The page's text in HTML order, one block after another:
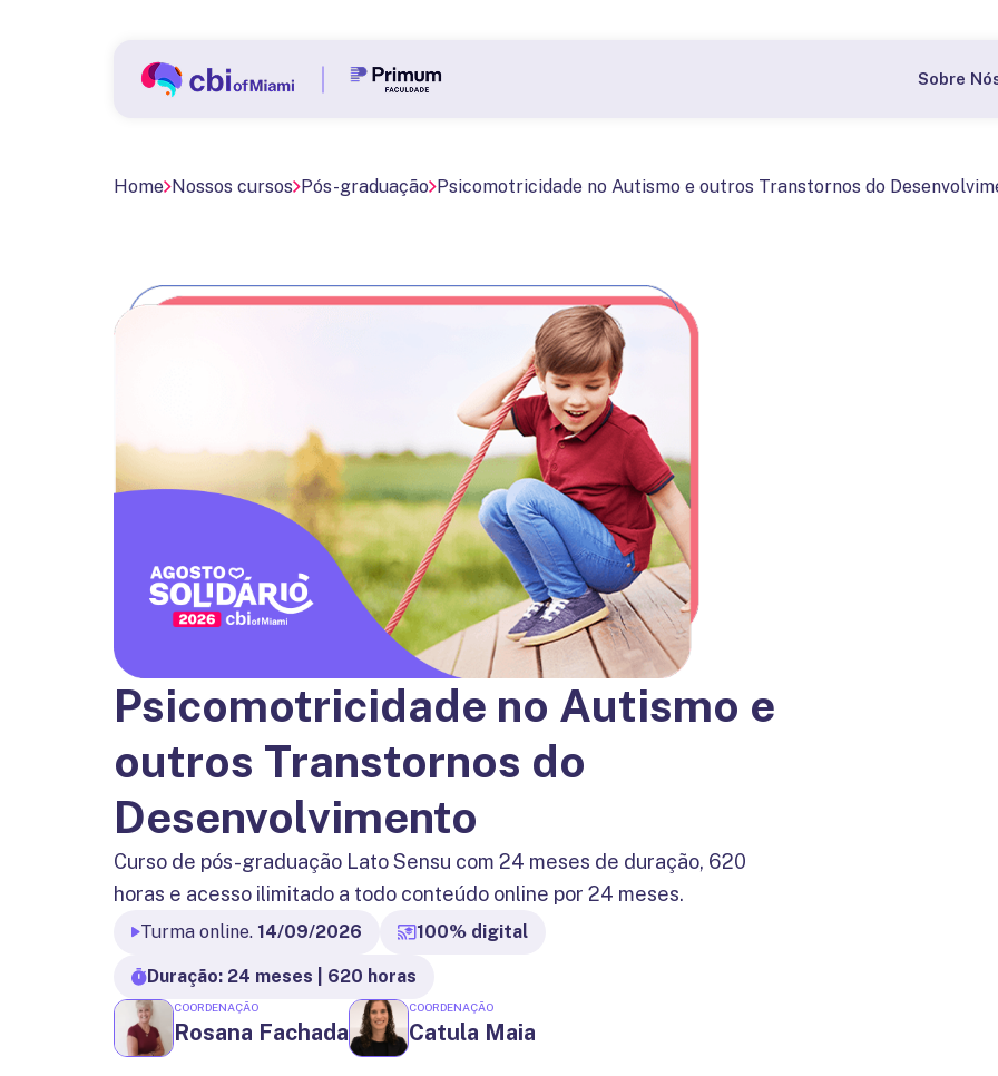
Sobre
Home Nossos cursos Pós-graduação Psicomotricidade no Autismo e outros Transtornos do
Psicomotricidade no Autismo e
outros Transtornos do
Desenvolvimento
Curso de pós-graduação Lato Sensu com 24 meses de duração, 620
horas e acesso ilimitado a todo conteúdo online por 24 meses.
Turma online. 14/09/2026 100% digital
Duração: 24 meses | 620 horas
COORDENAÇÃO
Rosana Fachada
COORDENAÇÃO
Catula Maia